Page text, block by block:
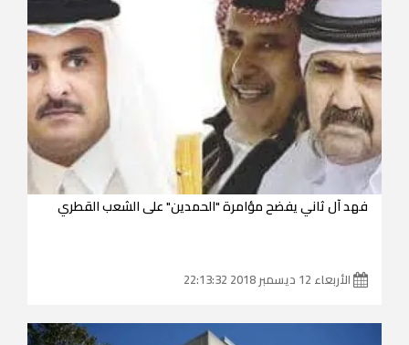
فهد آل ثاني يفضح مؤامرة "الحمدين" على الشعب القطري
الأربعاء 12 ديسمبر 2018 22:13:32